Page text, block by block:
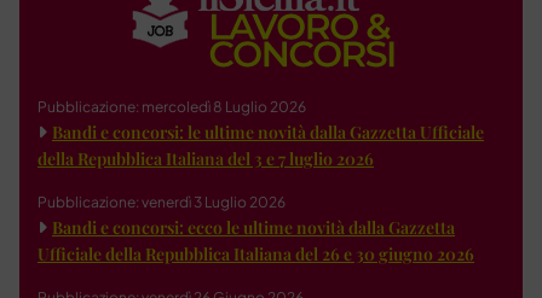
Pubblicazione: mercoledì 8 Luglio 2026
Bandi e concorsi: le ultime novità dalla Gazzetta Ufficiale
della Repubblica Italiana del 3 e 7 luglio 2026
Pubblicazione: venerdì 3 Luglio 2026
Bandi e concorsi: ecco le ultime novità dalla Gazzetta
Ufficiale della Repubblica Italiana del 26 e 30 giugno 2026